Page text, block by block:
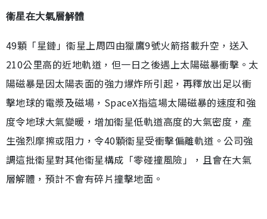
衞星在大氣層解體
49顆「星鏈」衞星上周四由獵鷹9號火箭搭載升空，送入
210公里高的近地軌道，但一日之後遇上太陽磁暴衝擊。太
陽磁暴是因太陽表面的強力爆炸所引起，再釋放出足以衝
擊地球的電漿及磁場，SpaceX指這場太陽磁暴的速度和強
度令地球大氣變暖，增加衞星低軌道高度的大氣密度，產
生強烈摩擦或阻力，令40顆衞星受衝擊偏離軌道。公司強
調這批衞星對其他衞星構成「零碰撞風險」，且會在大氣
層解體，預計不會有碎片撞擊地面。